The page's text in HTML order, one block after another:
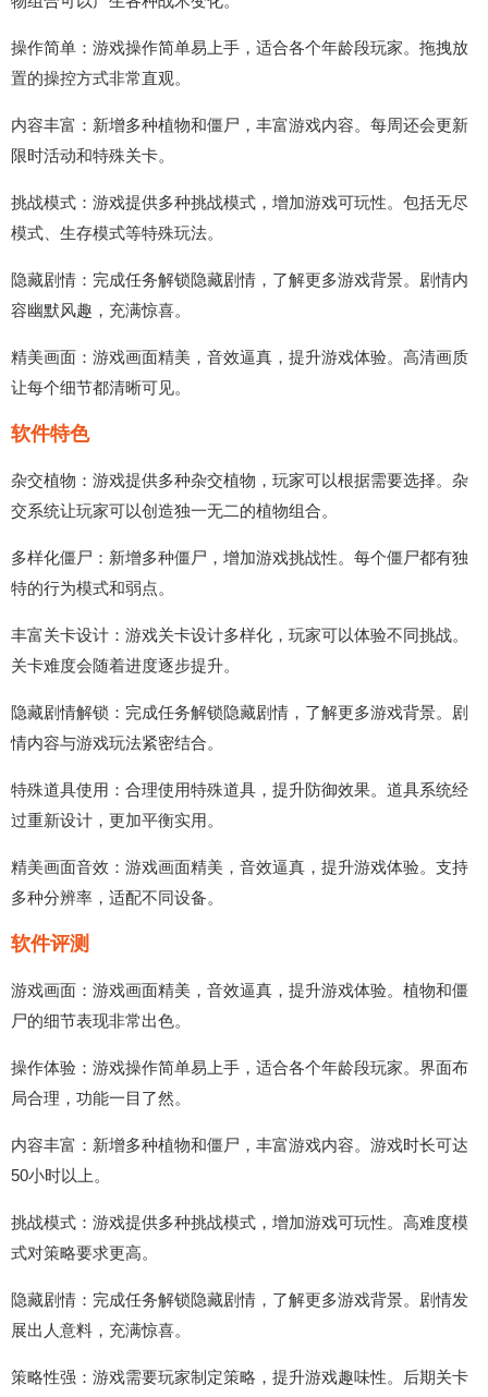
操作简单：游戏操作简单易上手，适合各个年龄段玩家。拖拽放
置的操控方式非常直观。
内容丰富：新增多种植物和僵尸，丰富游戏内容。每周还会更新
限时活动和特殊关卡。
挑战模式：游戏提供多种挑战模式，增加游戏可玩性。包括无尽
模式、生存模式等特殊玩法。
隐藏剧情：完成任务解锁隐藏剧情，了解更多游戏背景。剧情内
容幽默风趣，充满惊喜。
精美画面：游戏画面精美，音效逼真，提升游戏体验。高清画质
让每个细节都清晰可见。
软件特色
杂交植物：游戏提供多种杂交植物，玩家可以根据需要选择。杂
交系统让玩家可以创造独一无二的植物组合。
多样化僵尸：新增多种僵尸，增加游戏挑战性。每个僵尸都有独
特的行为模式和弱点。
丰富关卡设计：游戏关卡设计多样化，玩家可以体验不同挑战。
关卡难度会随着进度逐步提升。
隐藏剧情解锁：完成任务解锁隐藏剧情，了解更多游戏背景。剧
情内容与游戏玩法紧密结合。
特殊道具使用：合理使用特殊道具，提升防御效果。道具系统经
过重新设计，更加平衡实用。
精美画面音效：游戏画面精美，音效逼真，提升游戏体验。支持
多种分辨率，适配不同设备。
软件评测
游戏画面：游戏画面精美，音效逼真，提升游戏体验。植物和僵
尸的细节表现非常出色。
操作体验：游戏操作简单易上手，适合各个年龄段玩家。界面布
局合理，功能一目了然。
内容丰富：新增多种植物和僵尸，丰富游戏内容。游戏时长可达
50小时以上。
挑战模式：游戏提供多种挑战模式，增加游戏可玩性。高难度模
式对策略要求更高。
隐藏剧情：完成任务解锁隐藏剧情，了解更多游戏背景。剧情发
展出人意料，充满惊喜。
策略性强：游戏需要玩家制定策略，提升游戏趣味性。后期关卡